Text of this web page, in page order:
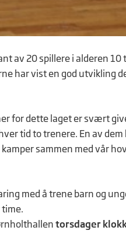
av 20 spillere i alderen
har vist en god utvikling
for dette laget er svært
tid to trenere. En av
sammen med vår
med å trene barn og
time.
torsdager